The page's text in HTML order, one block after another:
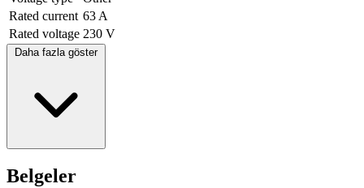
Rated current 63 A
Rated voltage 230 V
Daha fazla göster
Belgeler